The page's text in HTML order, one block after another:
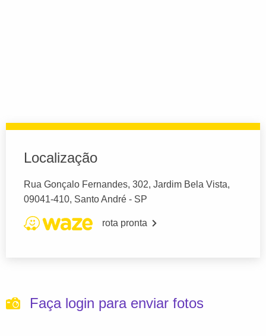
Localização
Rua Gonçalo Fernandes, 302, Jardim Bela Vista,
09041-410, Santo André - SP
rota pronta
Faça login para enviar fotos